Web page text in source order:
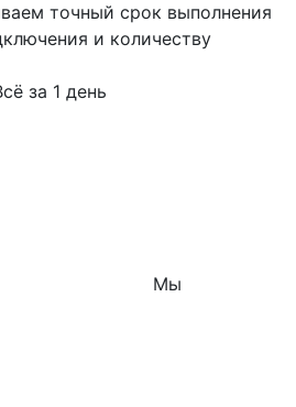
точный срок выполнения
и количеству
за 1 день
Мы